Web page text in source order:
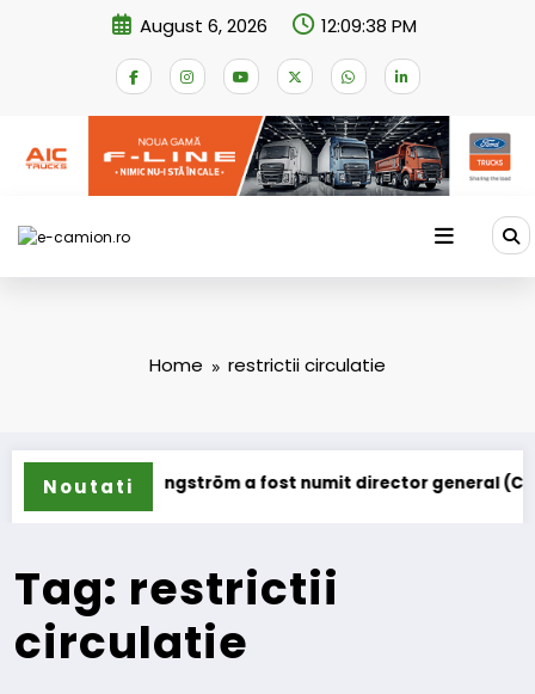
August 6, 2026 12:09:39 PM
Home restrictii circulatie
Noutati
a fost numit director general (CFO) pentruIVECO
Tag: restrictii
circulatie